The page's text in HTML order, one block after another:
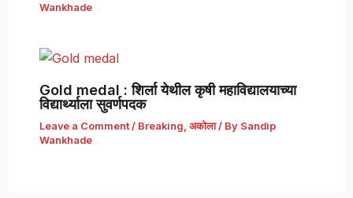
Wankhade
Gold medal : शिर्ला येथील कृषी महाविद्यालयाच्या
विद्यार्थ्याला सुवर्णपदक
Leave a Comment / Breaking अकोला/ By Sandip
Wankhade